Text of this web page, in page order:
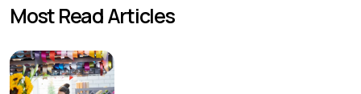
Most Read Articles